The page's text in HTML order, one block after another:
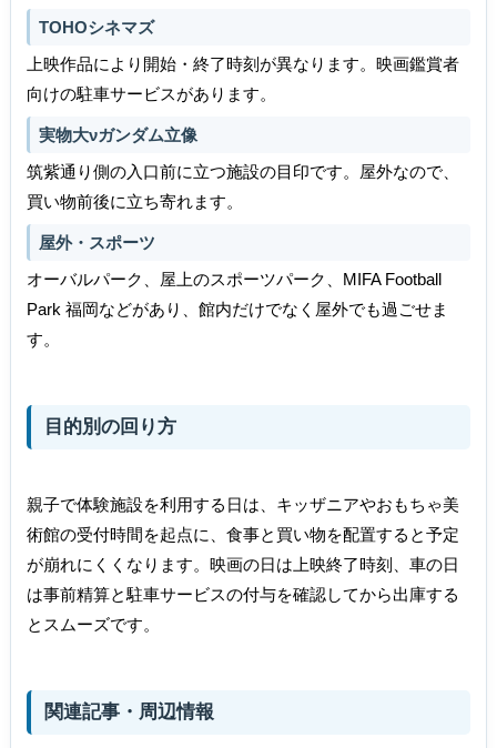
TOHOシネマズ
上映作品により開始・終了時刻が異なります。映画鑑賞者
向けの駐車サービスがあります。
実物大νガンダム立像
筑紫通り側の入口前に立つ施設の目印です。屋外なので、
買い物前後に立ち寄れます。
屋外・スポーツ
オーバルパーク、屋上のスポーツパーク、MIFA Football
Park 福岡などがあり、館内だけでなく屋外でも過ごせま
す。
目的別の回り方
親子で体験施設を利用する日は、キッザニアやおもちゃ美
術館の受付時間を起点に、食事と買い物を配置すると予定
が崩れにくくなります。映画の日は上映終了時刻、車の日
は事前精算と駐車サービスの付与を確認してから出庫する
とスムーズです。
関連記事・周辺情報